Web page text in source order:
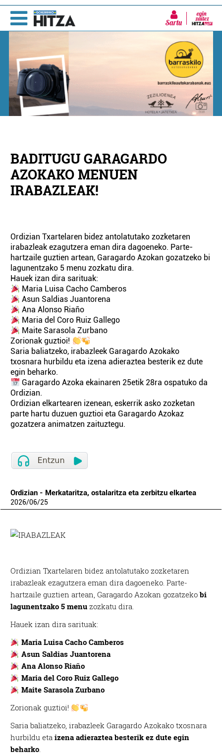
Sartu
BADITUGU GARAGARDO
AZOKAKO MENUEN
IRABAZLEAK!
Ordizian Txartelaren bidez antolatutako zozketaren
irabazleak ezagutzera eman dira dagoeneko. Parte-
hartzaile guztien artean, Garagardo Azokan gozatzeko bi
lagunentzako 5 menu zozkatu dira.
Hauek izan dira sarituak:
Maria Luisa Cacho Camberos
Asun Saldias Juantorena
Ana Alonso Riaño
Maria del Coro Ruiz Gallego
Maite Sarasola Zurbano
Zorionak guztioi!
Saria baliatzeko, irabazleek Garagardo Azokako
txosnara hurbildu eta izena adieraztea besterik ez dute
egin beharko.
Garagardo Azoka ekainaren 25etik 28ra ospatuko da
Ordizian.
Ordizian elkartearen izenean, eskerrik asko zozketan
parte hartu duzuen guztioi eta Garagardo Azokaz
gozatzera animatzen zaituztegu.
Ordizian - Merkataritza, ostalaritza eta zerbitzu elkartea
2026/06/25
Ordizian Txartelaren bidez antolatutako zozketaren
irabazleak ezagutzera eman dira dagoeneko. Parte-
hartzaile guztien artean, Garagardo Azokan gozatzekobi
lagunentzako 5 menu zozkatu dira.
Hauek izan dira sarituak:
Maria Luisa Cacho Camberos
Asun Saldias Juantorena
Ana Alonso Riaño
Maria del Coro Ruiz Gallego
Maite Sarasola Zurbano
Zorionak guztioi!
Saria baliatzeko, irabazleek Garagardo Azokako txosnara
hurbildu etaizena adieraztea besterik ez dute egin
beharko.